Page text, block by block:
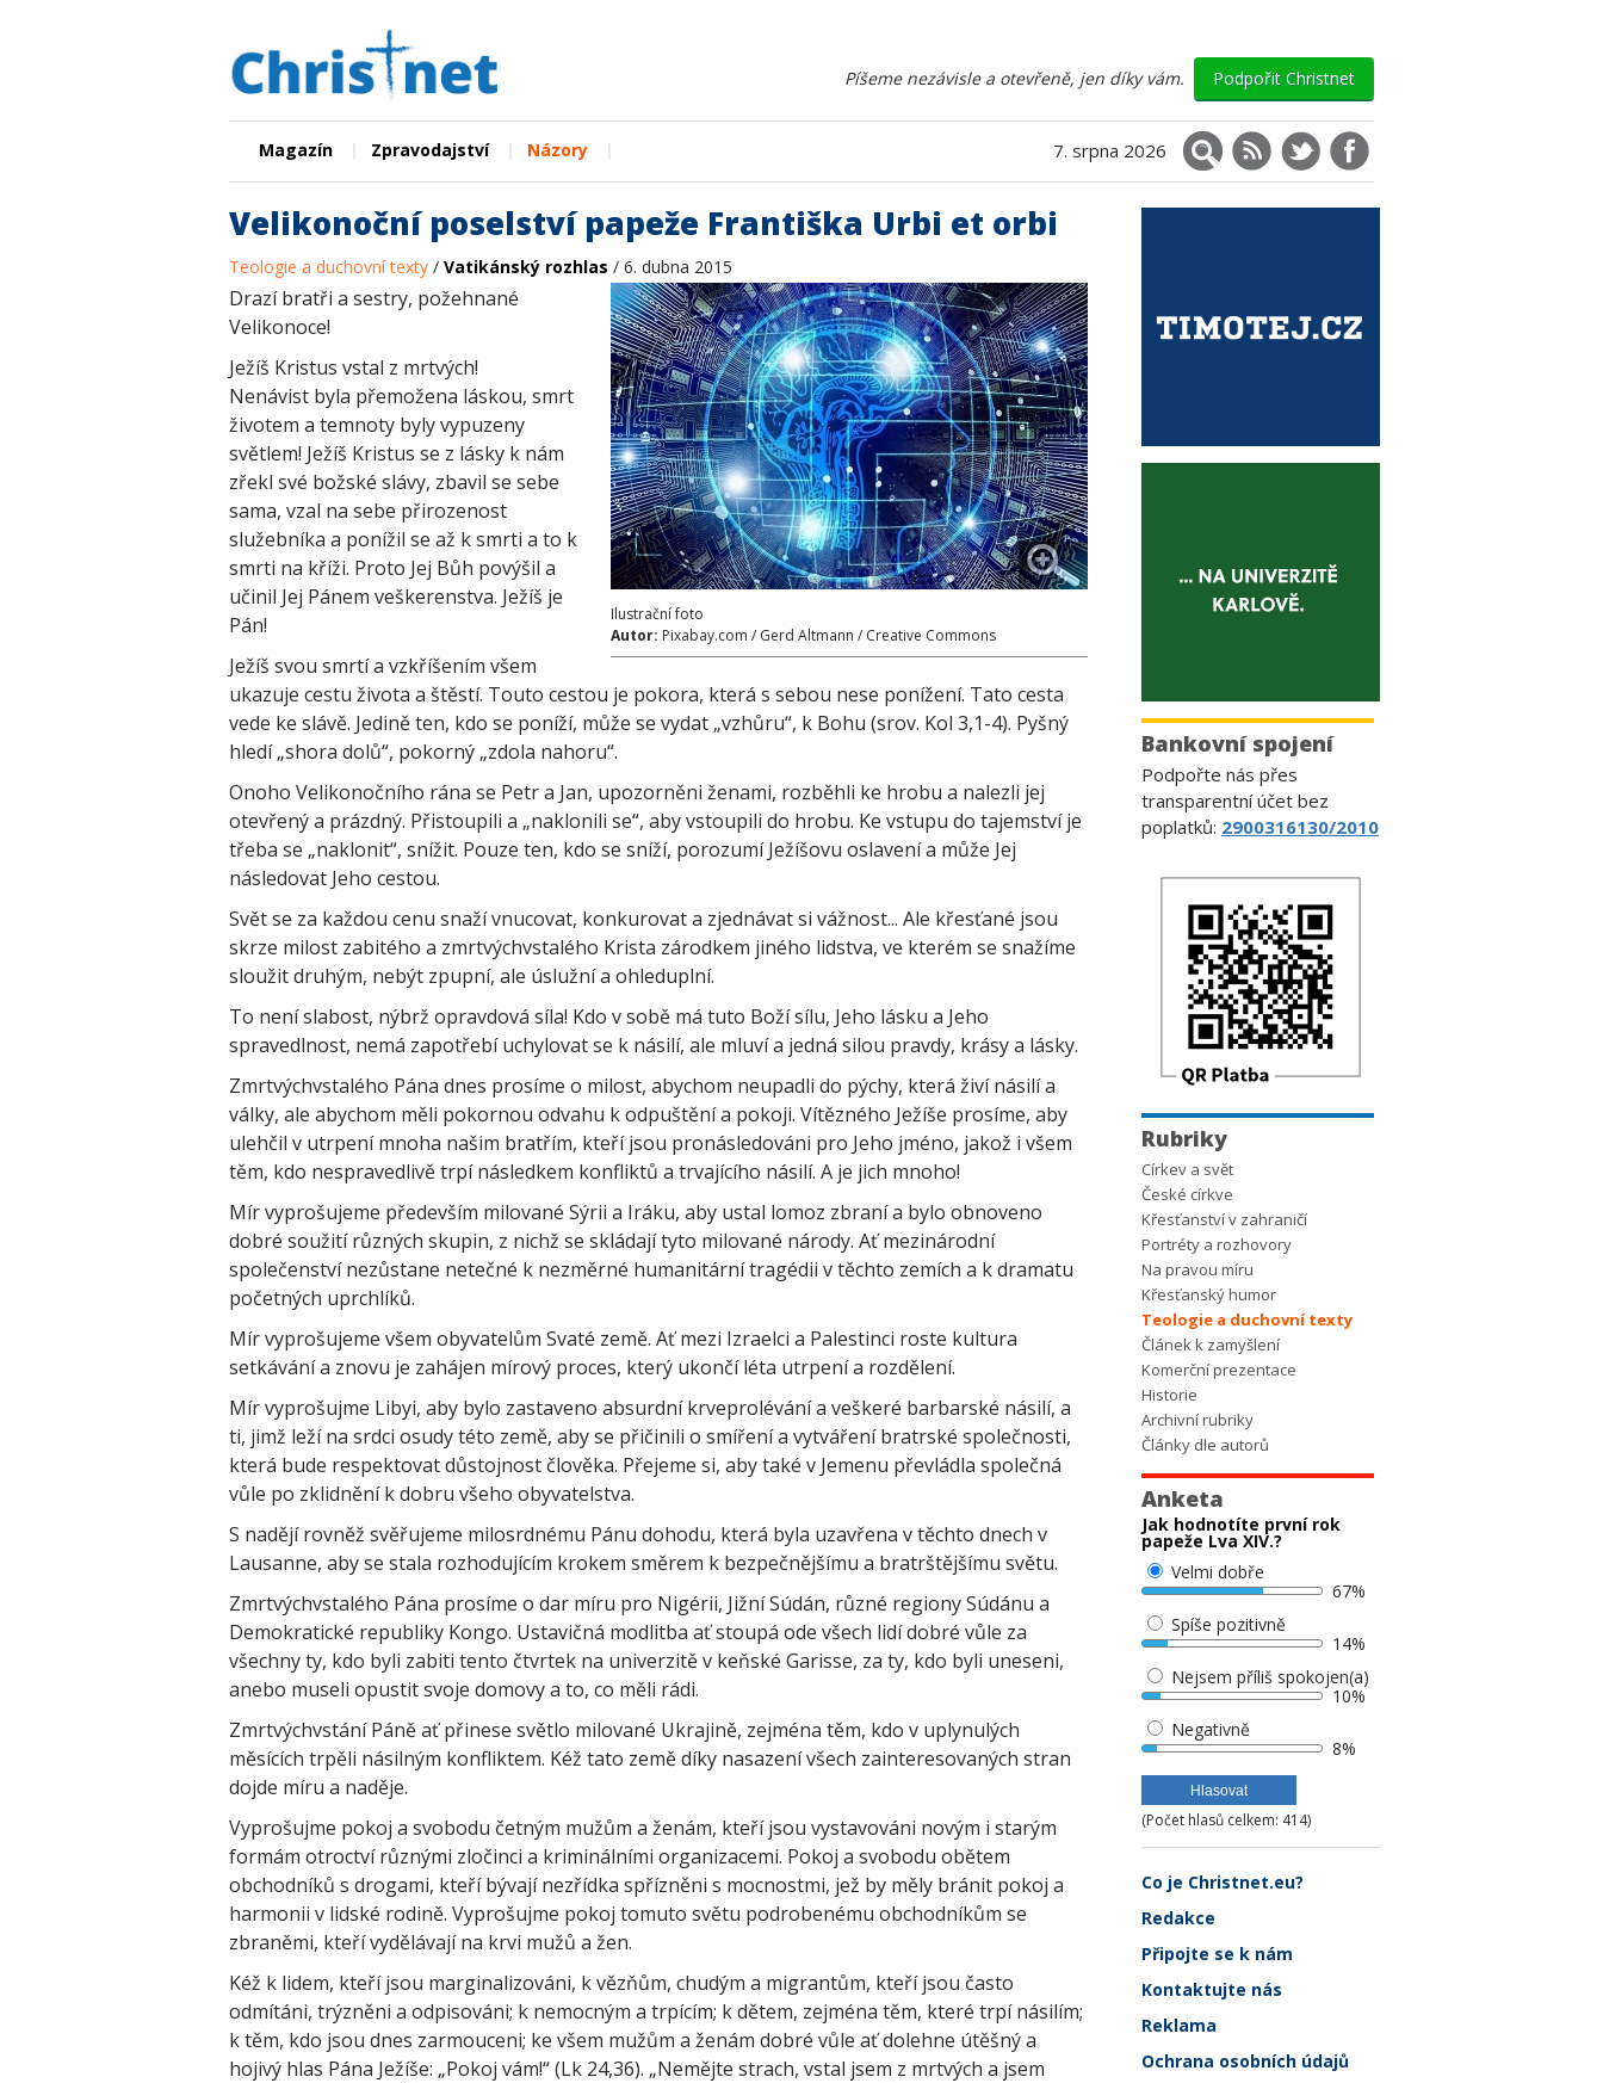
Píšeme nezávisle a otevřeně, jen díky vám. Podpořit Christnet
Magazín Zpravodajství Názory 7. srpna 2026 Vyhledávání
RSS X (Twitter)
Facebook
Velikonoční poselství papeže Františka Urbi et orbi
Teologie a duchovní texty / Vatikánský rozhlas / 6. dubna 2015
Ilustrační foto
Autor: Pixabay.com / Gerd Altmann / Creative Commons
Drazí bratři a sestry, požehnané
Velikonoce!
Ježíš Kristus vstal z mrtvých!
Nenávist byla přemožena láskou, smrt
životem a temnoty byly vypuzeny
světlem! Ježíš Kristus se z lásky k nám
zřekl své božské slávy, zbavil se sebe
sama, vzal na sebe přirozenost
služebníka a ponížil se až k smrti a to k
smrti na kříži. Proto Jej Bůh povýšil a
učinil Jej Pánem veškerenstva. Ježíš je
Pán!
Ježíš svou smrtí a vzkříšením všem
ukazuje cestu života a štěstí. Touto cestou je pokora, která s sebou nese ponížení. Tato cesta
vede ke slávě. Jedině ten, kdo se poníží, může se vydat „vzhůru“, k Bohu (srov. Kol 3,1-4). Pyšný
hledí „shora dolů“, pokorný „zdola nahoru“.
Onoho Velikonočního rána se Petr a Jan, upozorněni ženami, rozběhli ke hrobu a nalezli jej
otevřený a prázdný. Přistoupili a „naklonili se“, aby vstoupili do hrobu. Ke vstupu do tajemství je
třeba se „naklonit“, snížit. Pouze ten, kdo se sníží, porozumí Ježíšovu oslavení a může Jej
následovat Jeho cestou.
Svět se za každou cenu snaží vnucovat, konkurovat a zjednávat si vážnost... Ale křesťané jsou
skrze milost zabitého a zmrtvýchvstalého Krista zárodkem jiného lidstva, ve kterém se snažíme
sloužit druhým, nebýt zpupní, ale úslužní a ohleduplní.
To není slabost, nýbrž opravdová síla! Kdo v sobě má tuto Boží sílu, Jeho lásku a Jeho
spravedlnost, nemá zapotřebí uchylovat se k násilí, ale mluví a jedná silou pravdy, krásy a lásky.
Zmrtvýchvstalého Pána dnes prosíme o milost, abychom neupadli do pýchy, která živí násilí a
války, ale abychom měli pokornou odvahu k odpuštění a pokoji. Vítězného Ježíše prosíme, aby
ulehčil v utrpení mnoha našim bratřím, kteří jsou pronásledováni pro Jeho jméno, jakož i všem
těm, kdo nespravedlivě trpí následkem konfliktů a trvajícího násilí. A je jich mnoho!
Mír vyprošujeme především milované Sýrii a Iráku, aby ustal lomoz zbraní a bylo obnoveno
dobré soužití různých skupin, z nichž se skládají tyto milované národy. Ať mezinárodní
společenství nezůstane netečné k nezměrné humanitární tragédii v těchto zemích a k dramatu
početných uprchlíků.
Mír vyprošujeme všem obyvatelům Svaté země. Ať mezi Izraelci a Palestinci roste kultura
setkávání a znovu je zahájen mírový proces, který ukončí léta utrpení a rozdělení.
Mír vyprošujme Libyi, aby bylo zastaveno absurdní krveprolévání a veškeré barbarské násilí, a
ti, jimž leží na srdci osudy této země, aby se přičinili o smíření a vytváření bratrské společnosti,
která bude respektovat důstojnost člověka. Přejeme si, aby také v Jemenu převládla společná
vůle po zklidnění k dobru všeho obyvatelstva.
S nadějí rovněž svěřujeme milosrdnému Pánu dohodu, která byla uzavřena v těchto dnech v
Lausanne, aby se stala rozhodujícím krokem směrem k bezpečnějšímu a bratrštějšímu světu.
Zmrtvýchvstalého Pána prosíme o dar míru pro Nigérii, Jižní Súdán, různé regiony Súdánu a
Demokratické republiky Kongo. Ustavičná modlitba ať stoupá ode všech lidí dobré vůle za
všechny ty, kdo byli zabiti tento čtvrtek na univerzitě v keňské Garisse, za ty, kdo byli uneseni,
anebo museli opustit svoje domovy a to, co měli rádi.
Zmrtvýchvstání Páně ať přinese světlo milované Ukrajině, zejména těm, kdo v uplynulých
měsících trpěli násilným konfliktem. Kéž tato země díky nasazení všech zainteresovaných stran
dojde míru a naděje.
Vyprošujme pokoj a svobodu četným mužům a ženám, kteří jsou vystavováni novým i starým
formám otroctví různými zločinci a kriminálními organizacemi. Pokoj a svobodu obětem
obchodníků s drogami, kteří bývají nezřídka spřízněni s mocnostmi, jež by měly bránit pokoj a
harmonii v lidské rodině. Vyprošujme pokoj tomuto světu podrobenému obchodníkům se
zbraněmi, kteří vydělávají na krvi mužů a žen.
Kéž k lidem, kteří jsou marginalizováni, k vězňům, chudým a migrantům, kteří jsou často
odmítáni, trýzněni a odpisováni; k nemocným a trpícím; k dětem, zejména těm, které trpí násilím;
k těm, kdo jsou dnes zarmouceni; ke všem mužům a ženám dobré vůle ať dolehne útěšný a
hojivý hlas Pána Ježíše: „Pokoj vám!“ (Lk 24,36). „Nemějte strach, vstal jsem z mrtvých a jsem
Bankovní spojení
Podpořte nás přes
transparentní účet bez
poplatků: 2900316130/2010
Rubriky
Církev a svět
České církve
Křesťanství v zahraničí
Portréty a rozhovory
Na pravou míru
Křesťanský humor
Teologie a duchovní texty
Článek k zamyšlení
Komerční prezentace
Historie
Archivní rubriky
Články dle autorů
Anketa
Jak hodnotíte první rok
papeže Lva XIV.?
Velmi dobře
67%
Spíše pozitivně
14%
Nejsem příliš spokojen(a)
10%
Negativně
8%
(Počet hlasů celkem: 414)
Co je Christnet.eu?
Redakce
Připojte se k nám
Kontaktujte nás
Reklama
Ochrana osobních údajů